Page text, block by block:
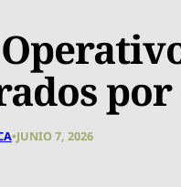
•JUNIO 7, 2026